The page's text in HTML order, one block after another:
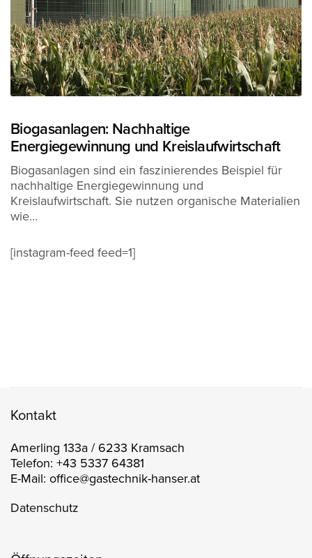
Biogasanlagen: Nachhaltige
Energiegewinnung und Kreislaufwirtschaft
Biogasanlagen sind ein faszinierendes Beispiel für
nachhaltige Energiegewinnung und
Kreislaufwirtschaft. Sie nutzen organische Materialien
wie…
[instagram-feed feed=1]
Kontakt
Amerling 133a / 6233 Kramsach
Telefon: +43 5337 64381
E-Mail: office@gastechnik-hanser.at
Datenschutz